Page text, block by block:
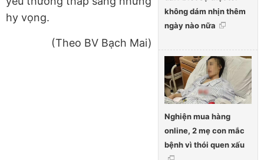
không dám nhịn thêm
ngày nào nữa
Nghiện mua hàng
online, 2 mẹ con mắc
bệnh vì thói quen xấu
hy vọng.
(Theo BV Bạch Mai)